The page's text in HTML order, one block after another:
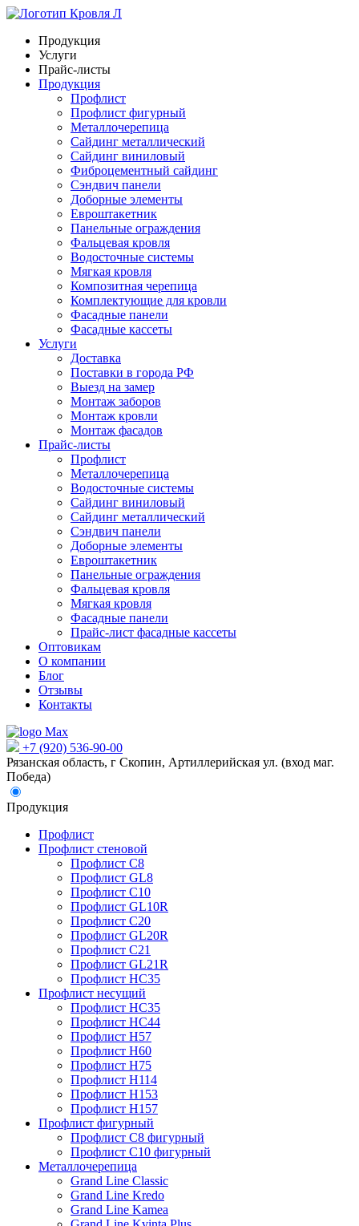
Продукция
Услуги
Прайс-листы
Продукция
Профлист
Профлист фигурный
Металлочерепица
Сайдинг металлический
Сайдинг виниловый
Фиброцементный сайдинг
Сэндвич панели
Доборные элементы
Евроштакетник
Панельные ограждения
Фальцевая кровля
Водосточные системы
Мягкая кровля
Композитная черепица
Комплектующие для кровли
Фасадные панели
Фасадные кассеты
Услуги
Доставка
Поставки в города РФ
Выезд на замер
Монтаж заборов
Монтаж кровли
Монтаж фасадов
Прайс-листы
Профлист
Металлочерепица
Водосточные системы
Сайдинг виниловый
Сайдинг металлический
Сэндвич панели
Доборные элементы
Евроштакетник
Панельные ограждения
Фальцевая кровля
Мягкая кровля
Фасадные панели
Прайс-лист фасадные кассеты
Оптовикам
О компании
Блог
Отзывы
Контакты
+7 (920) 536-90-00
Рязанская область, г Скопин, Артиллерийская ул. (вход маг.
Победа)
Продукция
Профлист
Профлист стеновой
Профлист С8
Профлист GL8
Профлист С10
Профлист GL10R
Профлист С20
Профлист GL20R
Профлист С21
Профлист GL21R
Профлист НС35
Профлист несущий
Профлист НС35
Профлист НС44
Профлист Н57
Профлист Н60
Профлист Н75
Профлист Н114
Профлист Н153
Профлист Н157
Профлист фигурный
Профлист С8 фигурный
Профлист С10 фигурный
Металлочерепица
Grand Line Classic
Grand Line Kredo
Grand Line Kamea